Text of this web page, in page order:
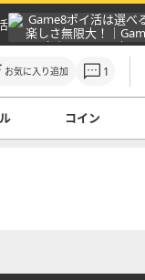
お気に入り追加 1
コイン